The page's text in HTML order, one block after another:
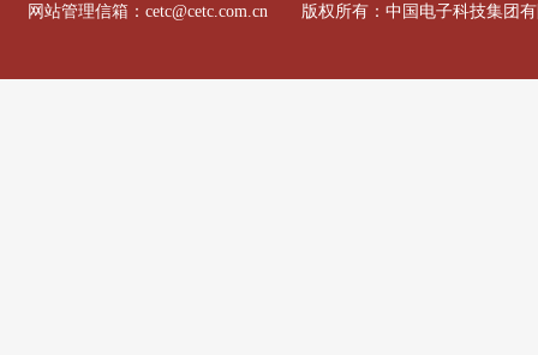
网站管理信箱：cetc@cetc.com.cn 版权所有：中国电子科技集团